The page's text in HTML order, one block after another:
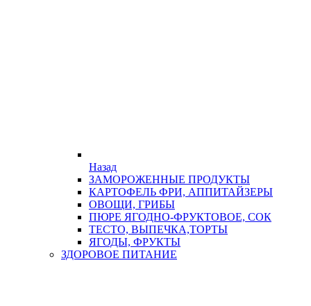
Назад
ЗАМОРОЖЕННЫЕ ПРОДУКТЫ
КАРТОФЕЛЬ ФРИ, АППИТАЙЗЕРЫ
ОВОЩИ, ГРИБЫ
ПЮРЕ ЯГОДНО-ФРУКТОВОЕ, СОК
ТЕСТО, ВЫПЕЧКА,ТОРТЫ
ЯГОДЫ, ФРУКТЫ
ЗДОРОВОЕ ПИТАНИЕ